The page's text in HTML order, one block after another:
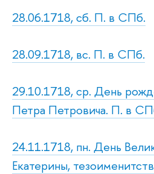
28.06.1718, сб. П. в СПб.
28.09.1718, вс. П. в СПб.
29.10.1718, ср. День
Петра Петровича. П. в
24.11.1718, пн. День
Екатерины,